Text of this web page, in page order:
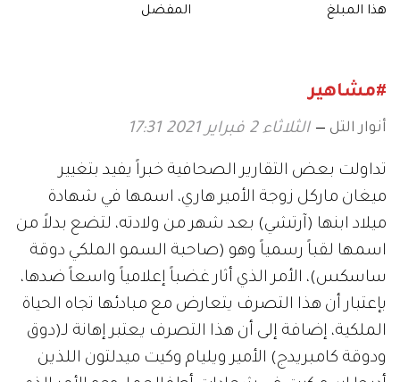
هذا المبلغ
المفضل
#مشاهير
أنوار التل الثلاثاء 2 فبراير 2021 17:31
تداولت بعض التقارير الصحافية خبراً يفيد بتغيير
ميغان ماركل زوجة الأمير هاري، اسمها في شهادة
ميلاد ابنها (آرتشي) بعد شهر من ولادته، لتضع بدلاً من
اسمها لقباً رسمياً وهو (صاحبة السمو الملكي دوقة
ساسكس)، الأمر الذي أثار غضباً إعلامياً واسعاً ضدها،
بإعتبار أن هذا التصرف يتعارض مع مبادئها تجاه الحياة
الملكية، إضافة إلى أن هذا التصرف يعتبر إهانة لـ(دوق
ودوقة كامبريدج) الأمير ويليام وكيت ميدلتون اللذين